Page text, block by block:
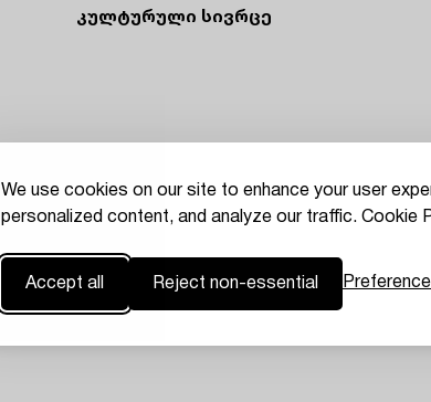
We use cookies on our site to enhance your user
personalized content, and analyze our traffic. Cookie
Accept all Reject non-essential
კულტურული სივრცე